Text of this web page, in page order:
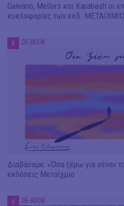
Galeano, Mellors και Karabash οι
κυκλοφορίες των εκδ.
# DE-BOOK
Διαβάσαμε: «Όσα ξέρω για σένα»
εκδόσεις Μεταίχμιο
# DE-BOOK